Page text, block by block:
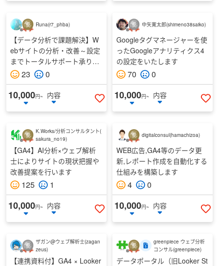
Runa(r7_phba)
【データ分析で課題解決】W
ebサイトの分析・改善～設定
までトータルサポート承りま
す 23 0
10,000円~
内容
いいねする
中矢寛太郎(shimeno38saiko)
Googleタグマネージャーを使
ったGoogleアナリティクス4
の設定をいたします
70 0
10,000円~
内容
い
K.Works/分析コンサルタント(
sakura_no19)
【GA4】AI分析×ウェブ解析
士によりサイトの現状把握や
改善提案を行います
125 1
10,000円~
内容
いいねする
digitalconsul(hamachizoa)
WEB広告,GA4等のデータ更
新,レポート作成を自動化する
仕組みを構築します
4 0
10,000円~
内容
い
ザガン@ウェブ解析士(zagan
zeus)
【連携資料付】GA4 × Looker
greenpiece ウェブ分析
コンサル(greenpiece)
データポータル（旧Looker St